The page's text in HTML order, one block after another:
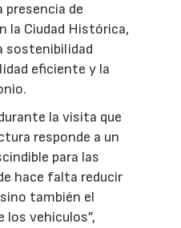
presencia de
la Ciudad Histórica,
sostenibilidad
eficiente y la
la visita que
responde a un
para las
hace falta reducir
también el
los vehículos”,